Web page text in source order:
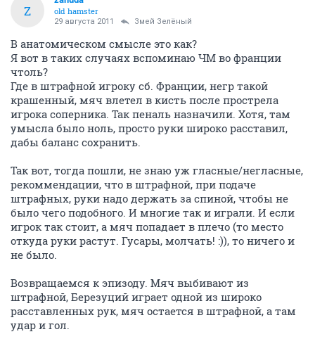
Z
old hamster
29 августа 2011 Змей Зелёный
В анатомическом смысле это как?
Я вот в таких случаях вспоминаю ЧМ во франции
чтоль?
Где в штрафной игроку сб. Франции, негр такой
крашенный, мяч влетел в кисть после прострела
игрока соперника. Так пеналь назначили. Хотя, там
умысла было ноль, просто руки широко расставил,
дабы баланс сохранить.
Так вот, тогда пошли, не знаю уж гласные/негласные,
рекоммендации, что в штрафной, при подаче
штрафных, руки надо держать за спиной, чтобы не
было чего подобного. И многие так и играли. И если
игрок так стоит, а мяч попадает в плечо (то место
откуда руки растут. Гусары, молчать! :)), то ничего и
не было.
Возвращаемся к эпизоду. Мяч выбивают из
штрафной, Березуций играет одной из широко
расставленных рук, мяч остается в штрафной, а там
удар и гол.